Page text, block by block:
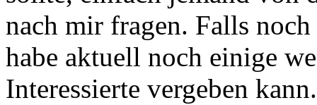
nach mir fragen. Falls
habe aktuell noch einige
Interessierte vergeben